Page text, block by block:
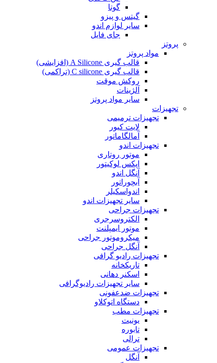
گوتا
گیتس و پیزو
سایر لوازم اندو
جای فایل
پروتز
مواد پروتز
قالب گیری A Silicone (افزایشی)
قالب گیری C silicone (تراکمی)
روکش موقت
آلژینات
سایر مواد پروتز
تجهیزات
تجهیزات ترمیمی
لایت کیور
آمالگاماتور
تجهیزات اندو
موتور روتاری
اپکس لوکیتور
آنگل اندو
آبچوراتور
اندواسکیلر
سایر تجهیزات اندو
تجهیزات جراحی
الکتروسرجری
موتور ایمپلنت
میکروموتور جراحی
آنگل جراحی
تجهیزات رادیو گرافی
تاریکخانه
اسکنر دهانی
سایر تجهیزات رادیوگرافی
تجهیزات ضدعفونی
دستگاه اتوکلاو
تجهیزات مطب
یونیت
تابوره
ترالی
تجهیزات عمومی
آنگل